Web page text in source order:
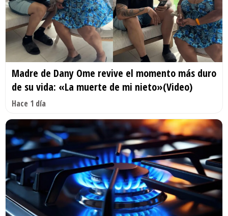
Madre de Dany Ome revive el momento más duro
de su vida: «La muerte de mi nieto»(Video)
Hace 1 día